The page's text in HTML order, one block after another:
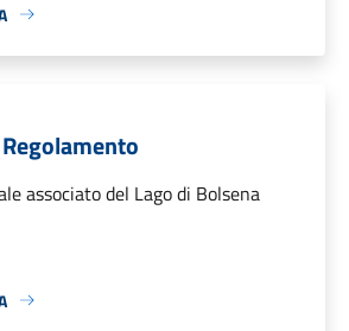
associato del Lago di Bolsena